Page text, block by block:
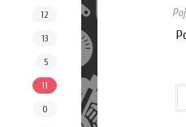
12
13
5
11
0